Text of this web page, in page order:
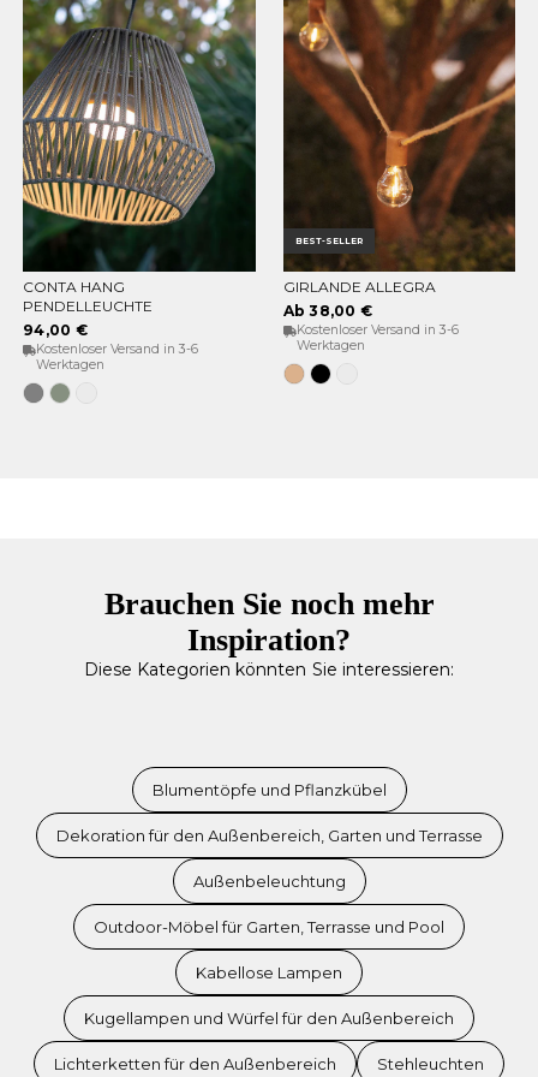
OPTIONEN WÄHLEN
CONTA HANG
PENDELLEUCHTE
94,00 €
Kostenloser Versand in 3-6
Werktagen
GrauWeiches
Grün
BEST-SELLER
OPTIONEN WÄHLEN
GIRLANDE ALLEGRA
Ab 38,00 €
Kostenloser Versand in 3-6
Werktagen
JuteSchwarz
Brauchen Sie noch mehr
Inspiration?
Diese Kategorien könnten Sie interessieren:
Blumentöpfe und Pflanzkübel
Dekoration für den Außenbereich, Garten und Terrasse
Außenbeleuchtung
Outdoor-Möbel für Garten, Terrasse und Pool
Kabellose Lampen
Kugellampen und Würfel für den Außenbereich
Lichterketten für den Außenbereich Stehleuchten